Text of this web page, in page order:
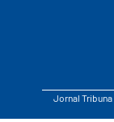
Jornal